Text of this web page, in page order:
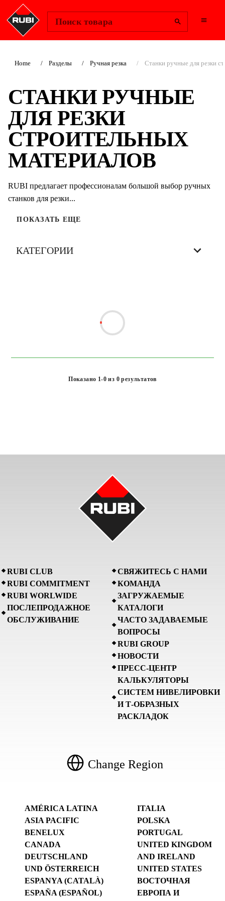
Поиск товара
Home Разделы Ручная резка Станки ручные для резки
СТАНКИ РУЧНЫЕ
ДЛЯ РЕЗКИ
СТРОИТЕЛЬНЫХ
МАТЕРИАЛОВ
RUBI предлагает профессионалам большой выбор ручных
станков для резки...
ПОКАЗАТЬ ЕЩЕ
КАТЕГОРИИ
Показано 1-0 из 0 результатов
RUBI CLUB
RUBI COMMITMENT
RUBI WORLWIDE
ПОСЛЕПРОДАЖНОЕ
ОБСЛУЖИВАНИЕ
СВЯЖИТЕСЬ С НАМИ
КОМАНДА
ЗАГРУЖАЕМЫЕ
КАТАЛОГИ
ЧАСТО ЗАДАВАЕМЫЕ
ВОПРОСЫ
RUBI GROUP
НОВОСТИ
ПРЕСС-ЦЕНТР
КАЛЬКУЛЯТОРЫ
СИСТЕМ НИВЕЛИРОВКИ
И Т-ОБРАЗНЫХ
РАСКЛАДОК
Change Region
AMÉRICA LATINA
ASIA PACIFIC
BENELUX
CANADA
DEUTSCHLAND
UND ÖSTERREICH
ESPANYA (CATALÀ)
ESPAÑA (ESPAÑOL)
ITALIA
POLSKA
PORTUGAL
UNITED KINGDOM
AND IRELAND
UNITED STATES
ВОСТОЧНАЯ
ЕВРОПА И